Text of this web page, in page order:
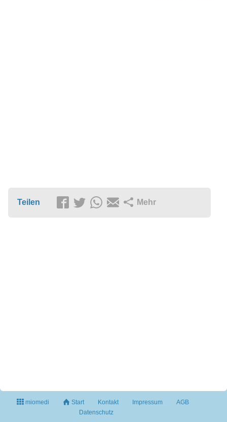
Teilen Mehr
miomedi Start Kontakt Impressum
AGB
Datenschutz